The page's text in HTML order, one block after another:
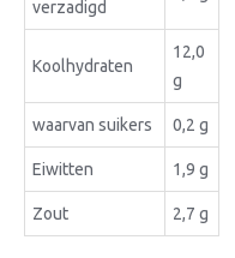
verzadigd
Koolhydraten
12,0
g
waarvan suikers 0,2 g
Eiwitten 1,9 g
Zout 2,7 g